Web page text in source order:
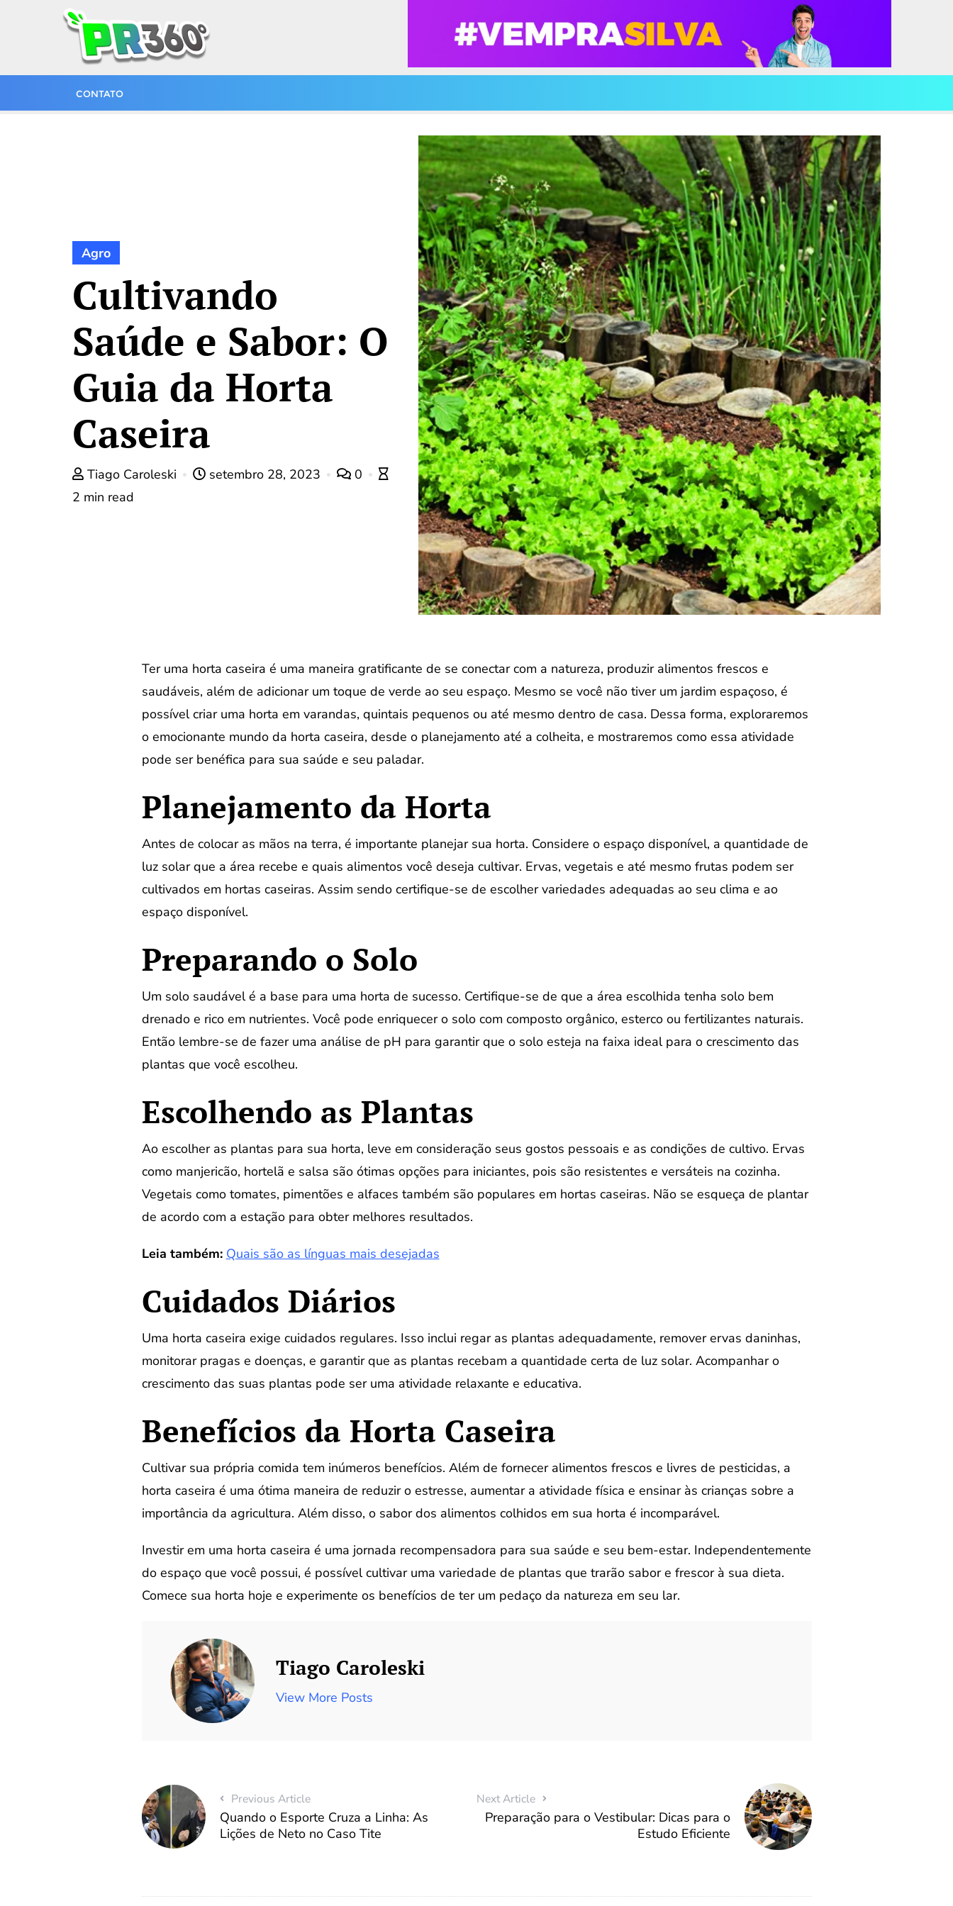
CONTATO
Agro
Cultivando
Saúde e Sabor: O
Guia da Horta
Caseira
Tiago Caroleski setembro 28, 2023
0
2 min read
Ter uma horta caseira é uma maneira gratificante de se conectar com a natureza, produzir alimentos frescos e
saudáveis, além de adicionar um toque de verde ao seu espaço. Mesmo se você não tiver um jardim espaçoso, é
possível criar uma horta em varandas, quintais pequenos ou até mesmo dentro de casa. Dessa forma, exploraremos
o emocionante mundo da horta caseira, desde o planejamento até a colheita, e mostraremos como essa atividade
pode ser benéfica para sua saúde e seu paladar.
Planejamento da Horta
Antes de colocar as mãos na terra, é importante planejar sua horta. Considere o espaço disponível, a quantidade de
luz solar que a área recebe e quais alimentos você deseja cultivar. Ervas, vegetais e até mesmo frutas podem ser
cultivados em hortas caseiras. Assim sendo certifique-se de escolher variedades adequadas ao seu clima e ao
espaço disponível.
Preparando o Solo
Um solo saudável é a base para uma horta de sucesso. Certifique-se de que a área escolhida tenha solo bem
drenado e rico em nutrientes. Você pode enriquecer o solo com composto orgânico, esterco ou fertilizantes naturais.
Então lembre-se de fazer uma análise de pH para garantir que o solo esteja na faixa ideal para o crescimento das
plantas que você escolheu.
Escolhendo as Plantas
Ao escolher as plantas para sua horta, leve em consideração seus gostos pessoais e as condições de cultivo. Ervas
como manjericão, hortelã e salsa são ótimas opções para iniciantes, pois são resistentes e versáteis na cozinha.
Vegetais como tomates, pimentões e alfaces também são populares em hortas caseiras. Não se esqueça de plantar
de acordo com a estação para obter melhores resultados.
Leia também: Quais são as línguas mais desejadas
Cuidados Diários
Uma horta caseira exige cuidados regulares. Isso inclui regar as plantas adequadamente, remover ervas daninhas,
monitorar pragas e doenças, e garantir que as plantas recebam a quantidade certa de luz solar. Acompanhar o
crescimento das suas plantas pode ser uma atividade relaxante e educativa.
Benefícios da Horta Caseira
Cultivar sua própria comida tem inúmeros benefícios. Além de fornecer alimentos frescos e livres de pesticidas, a
horta caseira é uma ótima maneira de reduzir o estresse, aumentar a atividade física e ensinar às crianças sobre a
importância da agricultura. Além disso, o sabor dos alimentos colhidos em sua horta é incomparável.
Investir em uma horta caseira é uma jornada recompensadora para sua saúde e seu bem-estar. Independentemente
do espaço que você possui, é possível cultivar uma variedade de plantas que trarão sabor e frescor à sua dieta.
Comece sua horta hoje e experimente os benefícios de ter um pedaço da natureza em seu lar.
Tiago Caroleski
View More Posts
Previous Article
Quando o Esporte Cruza a Linha: As
Lições de Neto no Caso Tite
Next Article
Preparação para o Vestibular: Dicas para o
Estudo Eficiente